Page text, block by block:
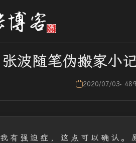
张波随笔伪搬家小
2020/07/03
我有强迫症，这点可以确认。